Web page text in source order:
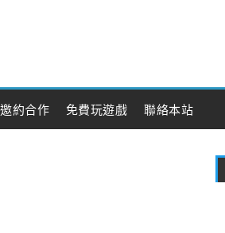
邀約合作 免費玩遊戲 聯絡本站